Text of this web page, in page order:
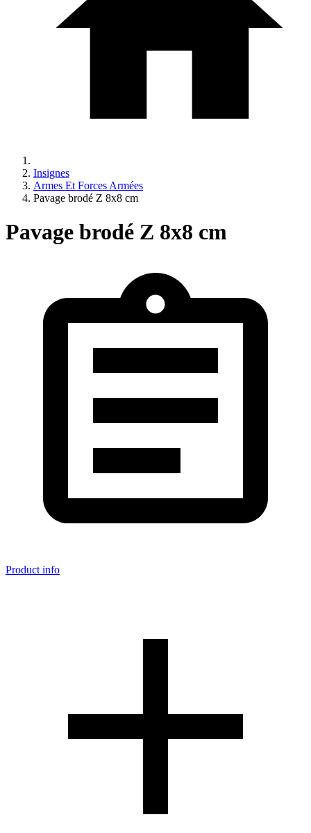
Insignes
Armes Et Forces Armées
Pavage brodé Z 8x8 cm
Pavage brodé Z 8x8 cm
Product info